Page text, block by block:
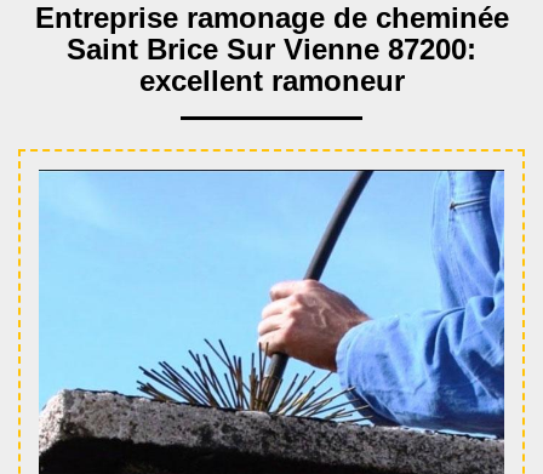
Entreprise ramonage de cheminée
Saint Brice Sur Vienne 87200:
excellent ramoneur